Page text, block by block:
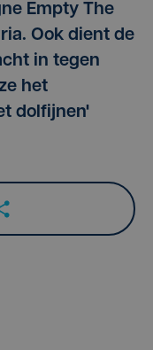
Empty The
Ook dient de
in tegen
het
dolfijnen'